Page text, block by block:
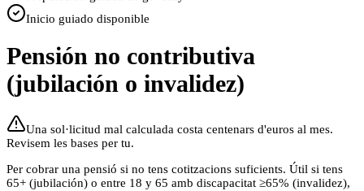
Inicio guiado disponible
Pensión no contributiva
(jubilación o invalidez)
Una sol·licitud mal calculada costa centenars d'euros al mes.
Revisem les bases per tu.
Per cobrar una pensió si no tens cotitzacions suficients. Útil si tens
65+ (jubilación) o entre 18 y 65 amb discapacitat ≥65% (invalidez),